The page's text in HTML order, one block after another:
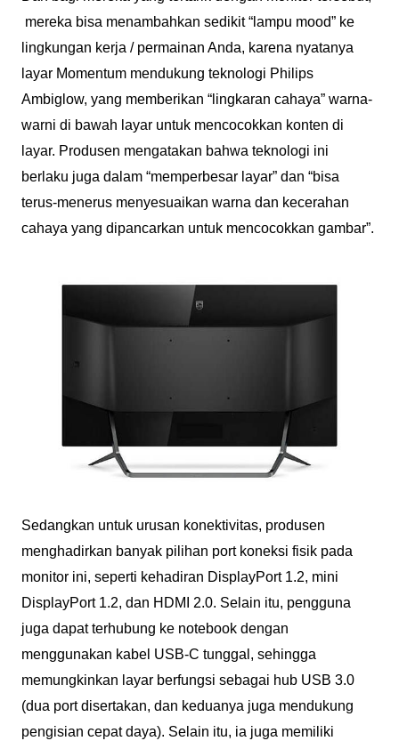
mereka bisa menambahkan sedikit “lampu mood” ke
lingkungan kerja / permainan Anda, karena nyatanya
layar Momentum mendukung teknologi Philips
Ambiglow, yang memberikan “lingkaran cahaya” warna-
warni di bawah layar untuk mencocokkan konten di
layar. Produsen mengatakan bahwa teknologi ini
berlaku juga dalam “memperbesar layar” dan “bisa
terus-menerus menyesuaikan warna dan kecerahan
cahaya yang dipancarkan untuk mencocokkan gambar”.
Sedangkan untuk urusan konektivitas, produsen
menghadirkan banyak pilihan port koneksi fisik pada
monitor ini, seperti kehadiran DisplayPort 1.2, mini
DisplayPort 1.2, dan HDMI 2.0. Selain itu, pengguna
juga dapat terhubung ke notebook dengan
menggunakan kabel USB-C tunggal, sehingga
memungkinkan layar berfungsi sebagai hub USB 3.0
(dua port disertakan, dan keduanya juga mendukung
pengisian cepat daya). Selain itu, ia juga memiliki